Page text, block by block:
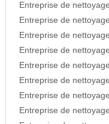
Entreprise de
Entreprise de
Entreprise de
Entreprise de
Entreprise de
Entreprise de
Entreprise de
Entreprise de